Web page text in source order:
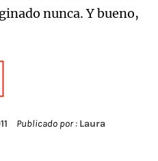
nunca. Y bueno,
Publicado por : Laura